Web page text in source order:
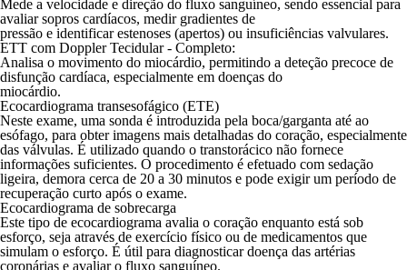
Mede a velocidade e direção do fluxo sanguíneo, sendo essencial para
avaliar sopros cardíacos, medir gradientes de
pressão e identificar estenoses (apertos) ou insuficiências valvulares.
ETT com Doppler Tecidular - Completo:
Analisa o movimento do miocárdio, permitindo a deteção precoce de
disfunção cardíaca, especialmente em doenças do
miocárdio.
Ecocardiograma transesofágico (ETE)
Neste exame, uma sonda é introduzida pela boca/garganta até ao
esófago, para obter imagens mais detalhadas do coração, especialmente
das válvulas. É utilizado quando o transtorácico não fornece
informações suficientes. O procedimento é efetuado com sedação
ligeira, demora cerca de 20 a 30 minutos e pode exigir um período de
recuperação curto após o exame.
Ecocardiograma de sobrecarga
Este tipo de ecocardiograma avalia o coração enquanto está sob
esforço, seja através de exercício físico ou de medicamentos que
simulam o esforço. É útil para diagnosticar doença das artérias
coronárias e avaliar o fluxo sanguíneo.